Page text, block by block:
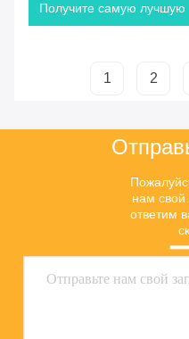
Получите самую лучшую
1 2
нам
ответим